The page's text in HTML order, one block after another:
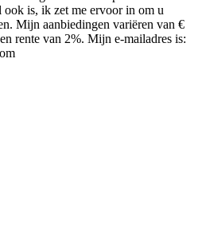
ook is, ik zet me ervoor in om u
Mijn aanbiedingen variëren van €
rente van 2%. Mijn e-mailadres is: